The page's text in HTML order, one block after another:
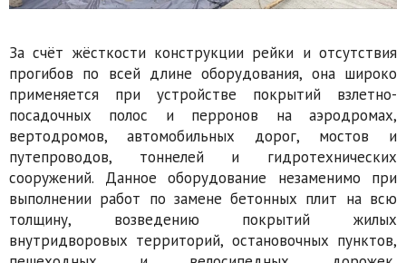
За счёт жёсткости конструкции рейки и отсутствия
прогибов по всей длине оборудования, она широко
применяется при устройстве покрытий взлетно-
посадочных полос и перронов на аэродромах,
вертодромов, автомобильных дорог, мостов и
путепроводов, тоннелей и гидротехнических
сооружений. Данное оборудование незаменимо при
выполнении работ по замене бетонных плит на всю
толщину, возведению покрытий жилых
внутридворовых территорий, остановочных пунктов,